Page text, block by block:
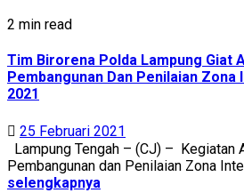
2 min read
Tim Birorena Polda Lampung Giat
Pembangunan Dan Penilaian
2021
25 Februari 2021
Lampung Tengah – (CJ) – Kegiatan
Pembangunan dan Penilaian Zona
selengkapnya